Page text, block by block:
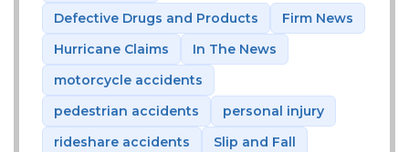
Defective Drugs and Products
Firm News
Hurricane Claims
In The News
motorcycle accidents
pedestrian accidents
personal injury
rideshare accidents
Slip and Fall